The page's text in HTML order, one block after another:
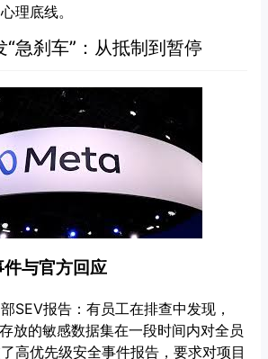
理底线。
急刹车”：从抵制到暂停
与官方回应
SEV报告：有员工在排查中发现，
放的敏感数据集在一段时间内对全员
高优先级安全事件报告，要求对项目